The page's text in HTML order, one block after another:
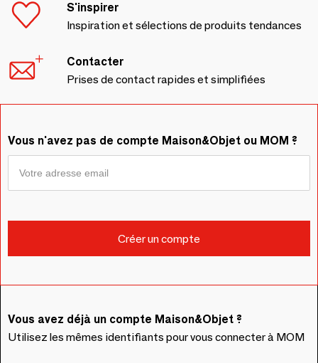
S'inspirer
Inspiration et sélections de produits tendances
Contacter
Prises de contact rapides et simplifiées
Vous n'avez pas de compte Maison&Objet ou MOM ?
Vous avez déjà un compte Maison&Objet ?
Utilisez les mêmes identifiants pour vous connecter à MOM